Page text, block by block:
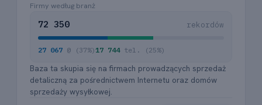
Firmy według branż
72 350 rekordów
27 067 @ (37%)17 744 tel. (25%)
Baza ta skupia się na firmach prowadzących sprzedaż
detaliczną za pośrednictwem Internetu oraz domów
sprzedaży wysyłkowej.